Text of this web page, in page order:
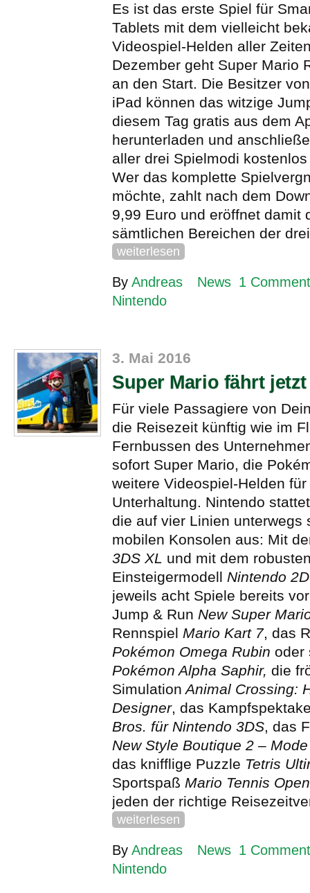
Es ist das erste Spiel für
Tablets mit dem vielleicht
Videospiel-Helden aller
Dezember geht Super Mario
an den Start. Die Besitzer
iPad können das witzige
diesem Tag gratis aus dem
herunterladen und
aller drei Spielmodi
Wer das komplette
möchte, zahlt nach dem
9,99 Euro und eröffnet damit
sämtlichen Bereichen der
weiterlesen
By Andreas News 1 Comment
Nintendo
3. Mai 2016
Super Mario fährt
Für viele Passagiere von
die Reisezeit künftig wie im
Fernbussen des
sofort Super Mario, die
weitere Videospiel-Helden
Unterhaltung. Nintendo
die auf vier Linien unterwegs
mobilen Konsolen aus: Mit
3DS XL und mit dem
Einsteigermodell Nintendo
jeweils acht Spiele bereits
Jump & Run New Super
Rennspiel Mario Kart 7, das
Pokémon Omega Rubin oder
Pokémon Alpha Saphir, die
Simulation Animal Crossing:
Designer, das
Bros. für Nintendo 3DS, das
New Style Boutique 2 –
das knifflige Puzzle Tetris
Sportspaß Mario Tennis Open
jeden der richtige
weiterlesen
By Andreas News 1 Comment
Nintendo